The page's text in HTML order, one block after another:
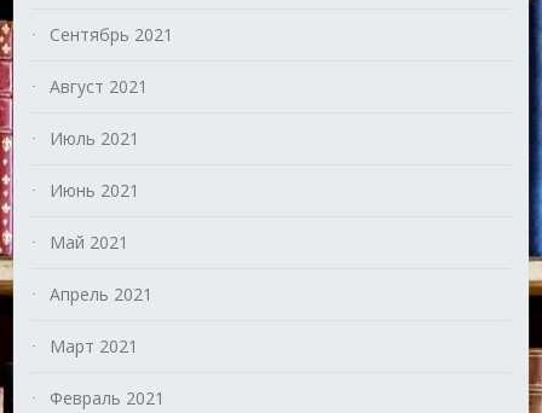
Сентябрь 2021
Август 2021
Июль 2021
Июнь 2021
Май 2021
Апрель 2021
Март 2021
Февраль 2021